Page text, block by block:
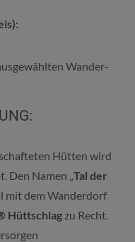
Wander-
Hütten wird
Den Namen „Tal der
mit dem Wanderdorf
Hüttschlag zu Recht.